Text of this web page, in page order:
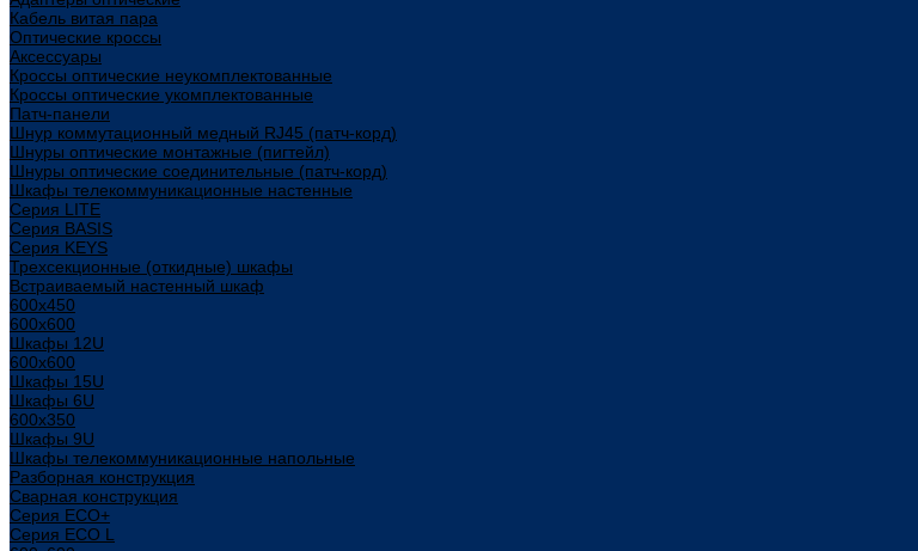
Кабель витая пара
Оптические кроссы
Аксессуары
Кроссы оптические неукомплектованные
Кроссы оптические укомплектованные
Патч-панели
Шнур коммутационный медный RJ45 (патч-корд)
Шнуры оптические монтажные (пигтейл)
Шнуры оптические соединительные (патч-корд)
Шкафы телекоммуникационные настенные
Cерия LITE
Cерия BASIS
Cерия KEYS
Трехсекционные (откидные) шкафы
Встраиваемый настенный шкаф
600x450
600x600
Шкафы 12U
600x600
Шкафы 15U
Шкафы 6U
600x350
Шкафы 9U
Шкафы телекоммуникационные напольные
Разборная конструкция
Сварная конструкция
Серия ECO+
Серия ECO L